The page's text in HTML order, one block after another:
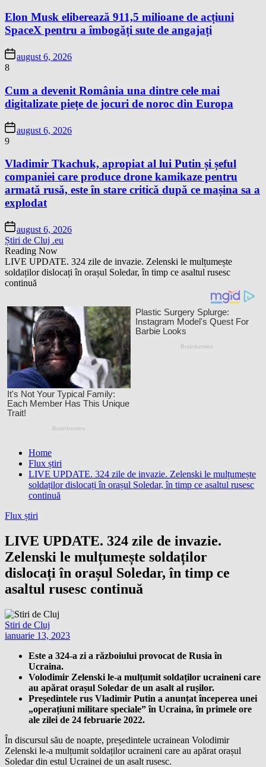
Elon Musk eliberează 911,5 milioane de acțiuni
SpaceX pentru a îmbogăți sute de angajați
august 6, 2026
8
Cum a devenit România una dintre cele mai
digitalizate piețe de jocuri de noroc din Europa
august 6, 2026
9
Vladimir Tkachuk, apropiat al lui Putin și șeful
companiei care produce drone kamikaze pentru
armată rusă, este în stare critică după ce mașina sa a
explodat
august 6, 2026
Știri de Cluj .eu
Reading Now
LIVE UPDATE. 324 zile de invazie. Zelenski le mulțumește
soldaților dislocați în orașul Soledar, în timp ce asaltul rusesc
continuă
Home
Flux știri
LIVE UPDATE. 324 zile de invazie. Zelenski le mulțumește
soldaților dislocați în orașul Soledar, în timp ce asaltul rusesc
continuă
Flux știri
LIVE UPDATE. 324 zile de invazie.
Zelenski le mulțumește soldaților
dislocați în orașul Soledar, în timp ce
asaltul rusesc continuă
Stiri de Cluj
ianuarie 13, 2023
Este a 324-a zi a războiului provocat de Rusia în
Ucraina.
Volodimir Zelenski le-a mulțumit soldaților ucraineni care
au apărat orașul Soledar de un asalt al rușilor.
Președintele rus Vladimir Putin a anunțat începerea unei
„operațiuni militare speciale” în Ucraina, în primele ore
ale zilei de 24 februarie 2022.
În discursul său de noapte, președintele ucrainean Volodimir
Zelenski le-a mulțumit soldaților ucraineni care au apărat orașul
Soledar din estul Ucrainei de un asalt rusesc.